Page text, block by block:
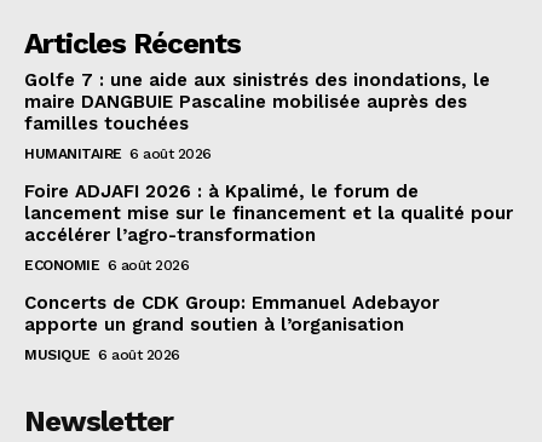
Articles Récents
Golfe 7 : une aide aux sinistrés des inondations, le
maire DANGBUIE Pascaline mobilisée auprès des
familles touchées
HUMANITAIRE 6 août 2026
Foire ADJAFI 2026 : à Kpalimé, le forum de
lancement mise sur le financement et la qualité pour
accélérer l’agro-transformation
ECONOMIE 6 août 2026
Concerts de CDK Group: Emmanuel Adebayor
apporte un grand soutien à l’organisation
MUSIQUE 6 août 2026
Newsletter